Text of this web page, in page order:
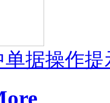
据操作提